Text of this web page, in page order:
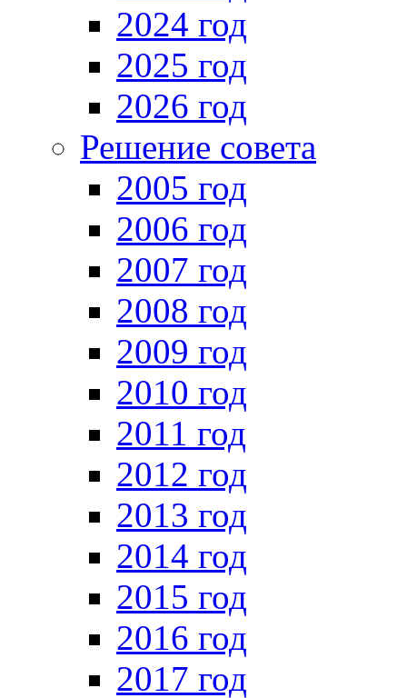
2024 год
2025 год
2026 год
Решение совета
2005 год
2006 год
2007 год
2008 год
2009 год
2010 год
2011 год
2012 год
2013 год
2014 год
2015 год
2016 год
2017 год